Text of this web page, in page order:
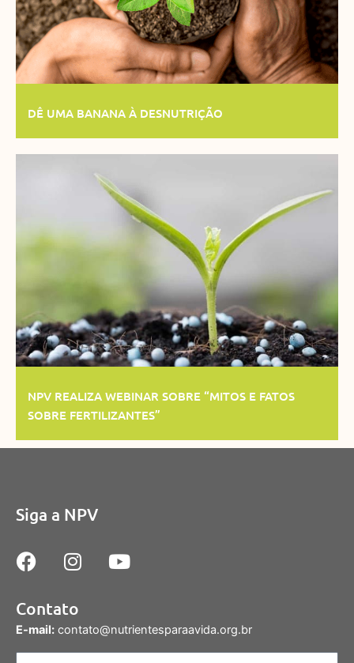
DÊ UMA BANANA À DESNUTRIÇÃO
NPV REALIZA WEBINAR SOBRE “MITOS E FATOS
SOBRE FERTILIZANTES”
Siga a NPV
F
a
e
b
o
I
n
t
a
g
Y
o
u
b
Contato
E-mail: contato@nutrientesparaavida.org.br